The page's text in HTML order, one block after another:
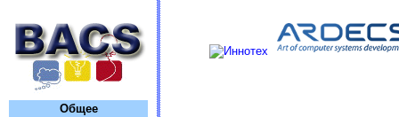
Общее